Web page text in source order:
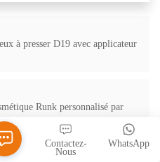
à presser D19 avec applicateur
Runk personnalisé par
60 ml
WhatsApp
Contactez-
Nous